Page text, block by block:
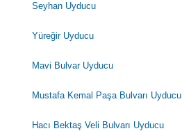
Seyhan Uyducu
Yüreğir Uyducu
Mavi Bulvar Uyducu
Mustafa Kemal Paşa Bulvarı Uyducu
Hacı Bektaş Veli Bulvarı Uyducu